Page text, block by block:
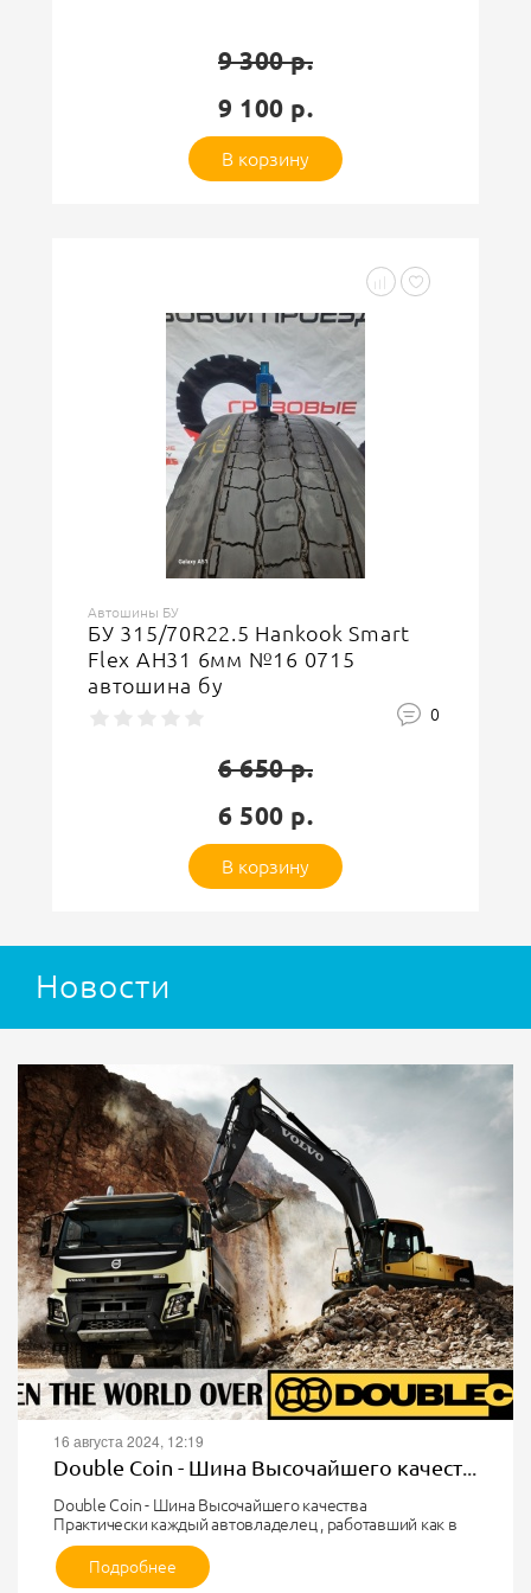
6 650 р.
6 500 р.
В корзину
Автошины БУ
БУ 315/70R22.5 Continetal Conti
EcoRegional HS3 8мм №19 4721
автошина бу
0
6 650 р.
6 500 р.
В корзину
Новости
16 августа 2024, 12:19
Double Coin - Шина Высочайшего качества
Практически каждый автовладелец , работавший как в
грузовых, так и пассажирских перевозках ещё четыре-
пять лет назад, помнит продукцию китайских
производителей под брендом Double Coin. Эти шины
Подробнее